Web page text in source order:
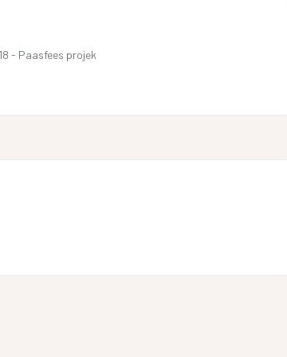
- Paasfees projek